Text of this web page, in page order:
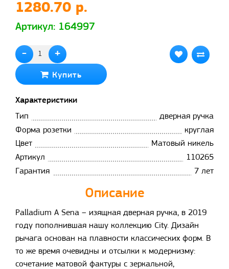
1280.70 р.
Артикул: 164997
- +
Купить
Характеристики
Тип
дверная ручка
Форма розетки
круглая
Цвет
Матовый никель
Артикул
110265
Гарантия
7 лет
Описание
Palladium A Sena – изящная дверная ручка, в 2019
году пополнившая нашу коллекцию City. Дизайн
рычага основан на плавности классических форм. В
то же время очевидны и отсылки к модернизму:
сочетание матовой фактуры с зеркальной,